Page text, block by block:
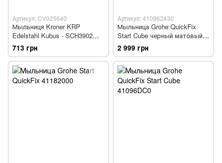
Артикул: CV025640
Мыльниця Kroner KRP
Edelstahl Kubus - SCH3902
черный матовый CV025640
713 грн
Артикул: 410962430
Мыльница Grohe QuickFix
Start Cube черный матовый
410962430
2 999 грн